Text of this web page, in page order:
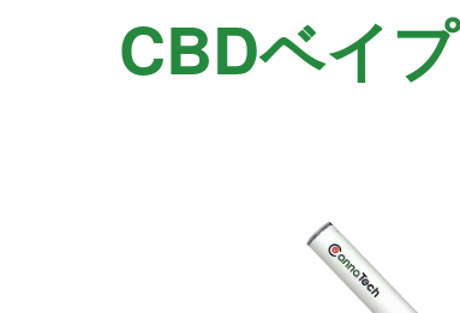
CBDベイプ